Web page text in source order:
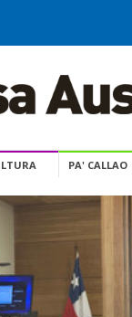
PA' CALLAO